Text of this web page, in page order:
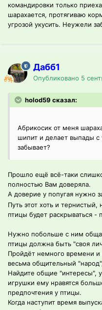
командировки только
шарахается, протягиваю
угрозой укусить. Неужели
Дабб1
Опубликовано 5
holod59 сказал:
Абрикосик от меня
шипит и делает выпады с
забывает?
Прошло ещё всё-таки
полностью Вам доверяла.
А доверие у попугая нужно
Путь этот хоть и
птицы будет раскрываться -
Нужно побольше с ним
птицы должна быть "своя
Пройдёт немного времени и
весьма общительный
Найдите общие "интересы",
игрушки ему нравятся
предпочтения у птицы.
Когда наступит время